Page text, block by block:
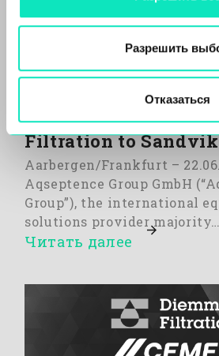
Разрешить
Отказаться
Oaktree backed
Group agrees sale of
Filtration to Sandvik
Aarbergen/Frankfurt –
Aqseptence Group GmbH
Group”), the international
solutions provider majority…
Читать далее